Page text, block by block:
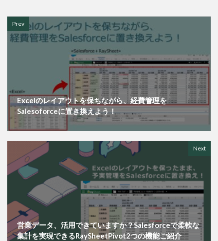
Prev
Excelのレイアウトを保ちながら、経費管理を
Salesoforceに置き換えよう！
Next
営業データ、活用できていますか？Salesforceで柔軟な
集計を実現できるRaySheetPivot2つの機能ご紹介